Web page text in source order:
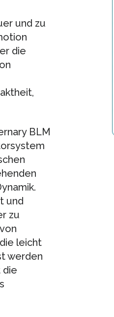
und zu
die
BLM
und
zu
leicht
werden
die